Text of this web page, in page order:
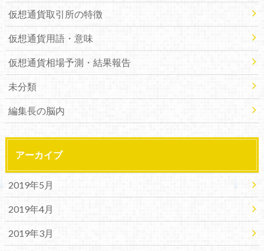
仮想通貨取引所の特徴
仮想通貨用語・意味
仮想通貨相場予測・結果報告
未分類
編集長の脳内
アーカイブ
2019年5月
2019年4月
2019年3月